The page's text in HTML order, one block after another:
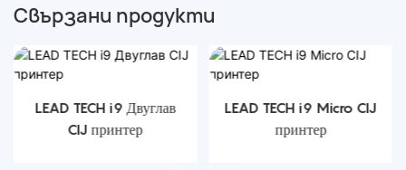
Свързани продукти
LEAD TECH i9 Двуглав
CIJ принтер
LEAD TECH i9 Micro CIJ
принтер